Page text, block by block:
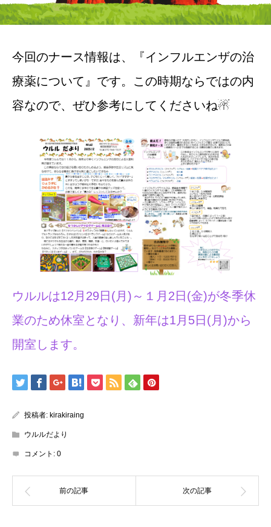
今回のナース情報は、『インフルエンザの治
療薬について』です。この時期ならではの内
容なので、ぜひ参考にしてくださいね☃
ウルルは12月29日(月)～１月2日(金)が冬季休
業のため休室となり、新年は1月5日(月)から
開室します。
投稿者: kirakiraing
ウルルだより
コメント: 0